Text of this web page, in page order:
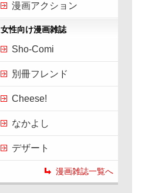
漫画アクション
女性向け漫画雑誌
Sho-Comi
別冊フレンド
Cheese!
なかよし
デザート
漫画雑誌一覧へ